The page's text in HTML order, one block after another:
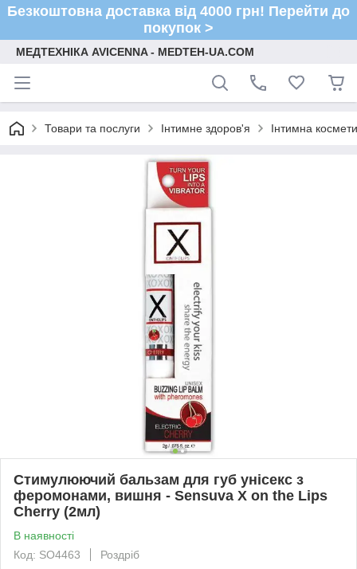
Безкоштовна доставка від 4000 грн! Перейти до
покупок >
МЕДТЕХНІКА AVICENNA - MEDTEH-UA.COM
Товари та послуги Інтимне здоров'я Інтимна
Стимулюючий бальзам для губ унісекс з
феромонами, вишня - Sensuva X on the Lips
Cherry (2мл)
В наявності
Код: SO4463
Роздріб